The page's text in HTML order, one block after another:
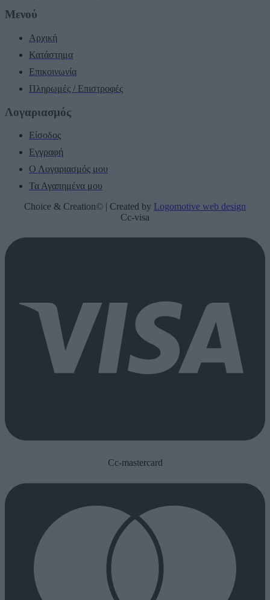
Μενού
Αρχική
Κατάστημα
Επικοινωνία
Πληρωμές / Επιστροφές
Λογαριασμός
Είσοδος
Εγγραφή
Ο Λογαριασμός μου
Τα Αγαπημένα μου
Choice & Creation© | Created by Logomotive web design
Cc-visa
Cc-mastercard